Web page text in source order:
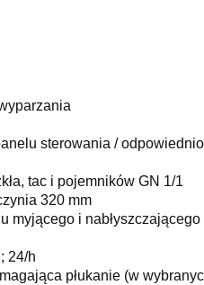
sterowania /
tac i pojemników GN 1/1
320 mm
myjącego i nabłyszczającego
24/h
płukanie (w